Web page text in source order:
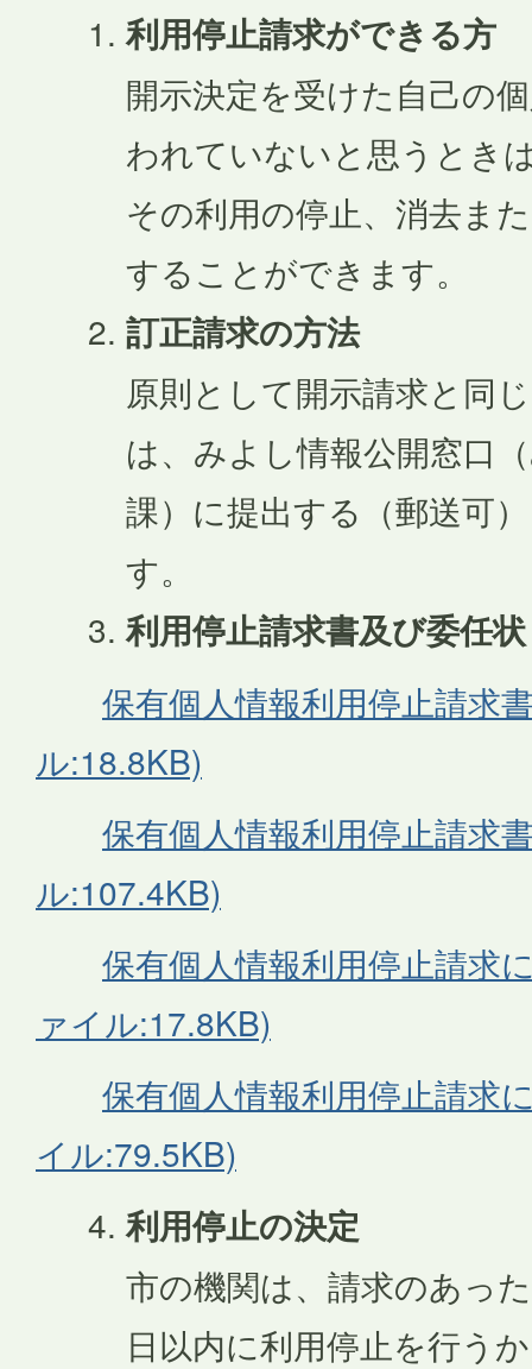
利用停止請求ができる方
開示決定を受けた自己の
われていないと思うとき
その利用の停止、消去ま
することができます。
訂正請求の方法
原則として開示請求と同
は、みよし情報公開窓口
課）に提出する（郵送可
す。
利用停止請求書及び委任状
保有個人情報利用停止請求
ル:18.8KB)
保有個人情報利用停止請求
ル:107.4KB)
保有個人情報利用停止請求
ァイル:17.8KB)
保有個人情報利用停止請求
イル:79.5KB)
利用停止の決定
市の機関は、請求のあっ
日以内に利用停止を行う